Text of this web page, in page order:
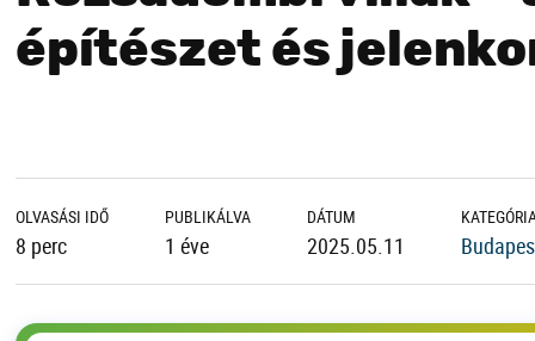
építészet és
OLVASÁSI IDŐ
8 perc
PUBLIKÁLVA
1 éve
DÁTUM
2025.05.11